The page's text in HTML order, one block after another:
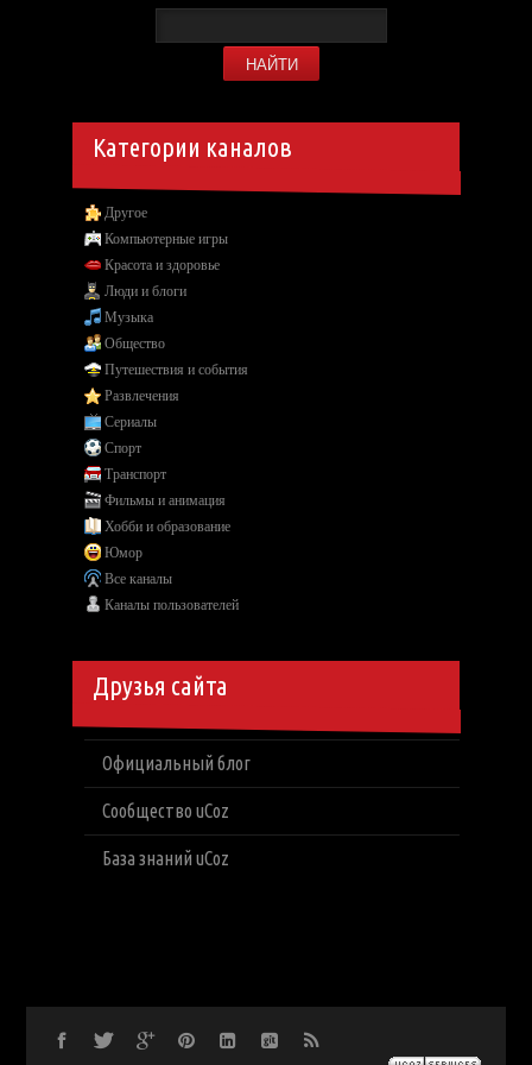
Категории каналов
Другое
Компьютерные игры
Красота и здоровье
Люди и блоги
Музыка
Общество
Путешествия и события
Развлечения
Сериалы
Спорт
Транспорт
Фильмы и анимация
Хобби и образование
Юмор
Все каналы
Каналы пользователей
Друзья сайта
Официальный блог
Сообщество uCoz
База знаний uCoz